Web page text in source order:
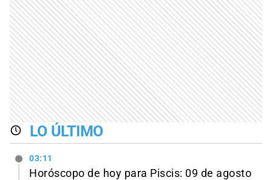
LO ÚLTIMO
03:11
Horóscopo de hoy para Piscis: 09 de agosto